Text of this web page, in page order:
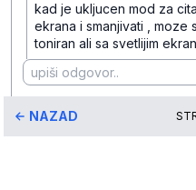
kad je ukljucen mod za
ekrana i smanjivati , moze
toniran ali sa svetlijim
NAZAD